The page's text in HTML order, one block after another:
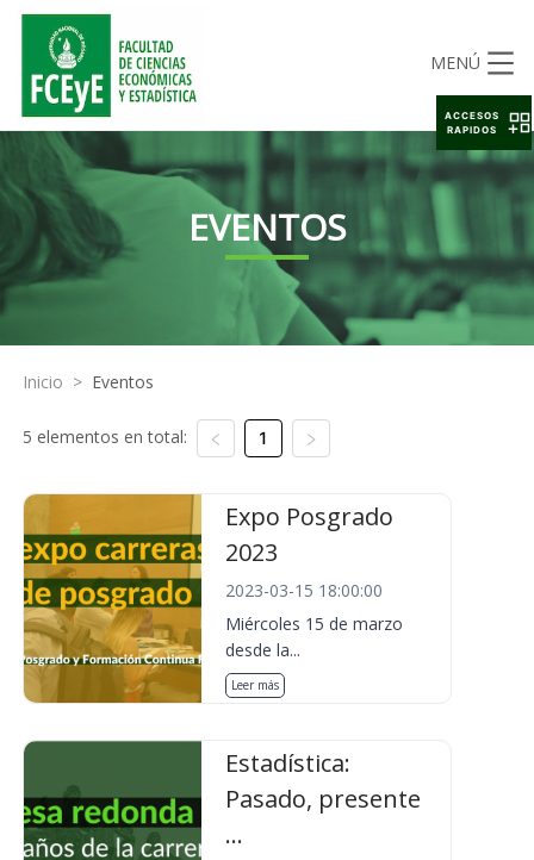
MENÚ
EVENTOS
Inicio > Eventos
5 elementos en total: 1
Expo Posgrado
2023
2023-03-15 18:00:00
Miércoles 15 de marzo
desde la...
Leer más
Estadística:
Pasado, presente
...
ACCESOS
RAPIDOS